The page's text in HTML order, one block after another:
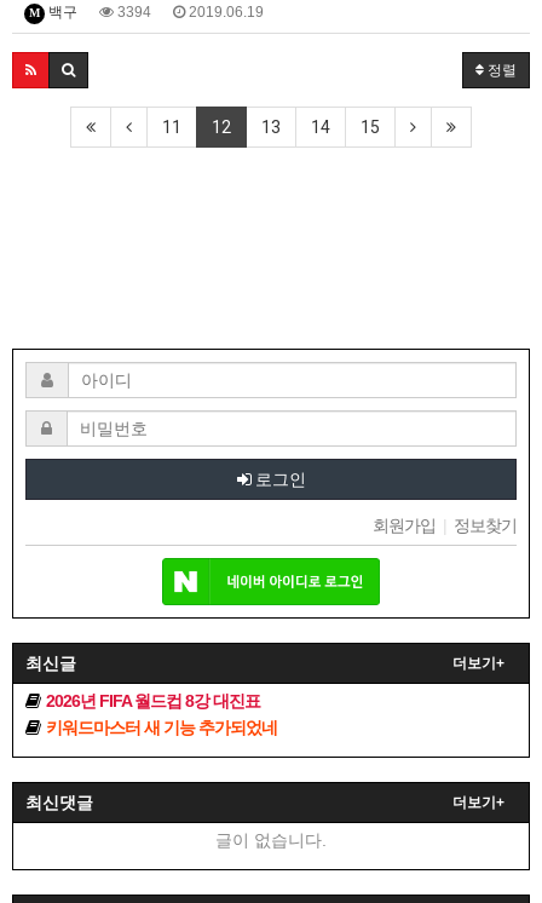
M 백구 3394 2019.06.19
정렬
11 12 13 14 15
로그인
회원가입 | 정보찾기
최신글 더보기+
2026년 FIFA 월드컵 8강 대진표
키워드마스터 새 기능 추가되었네
최신댓글 더보기+
글이 없습니다.